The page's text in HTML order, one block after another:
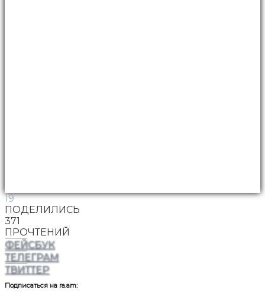
19
ПОДЕЛИЛИСЬ
371
ПРОЧТЕНИЙ
ФЕЙСБУК
ТЕЛЕГРАМ
ТВИТТЕР
Подписаться на ra.am: